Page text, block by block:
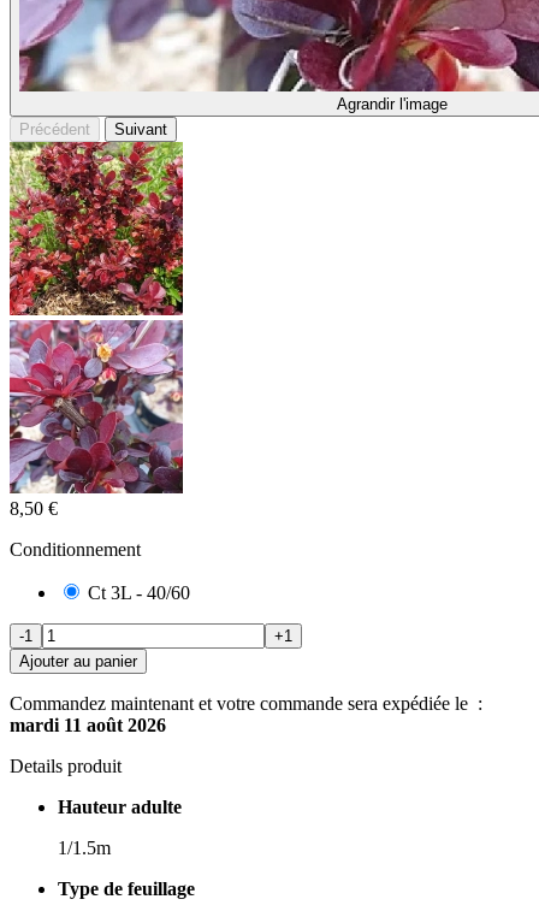
Agrandir l'image
Précédent
Suivant
8,50 €
Conditionnement
Ct 3L - 40/60
-1
+1
Ajouter au panier
Commandez maintenant et votre commande sera expédiée le :
mardi 11 août 2026
Details produit
Hauteur adulte
1/1.5m
Type de feuillage